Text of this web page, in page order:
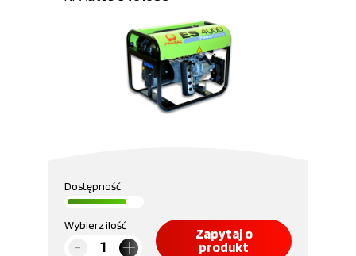
Dostępność
Wybierz ilość
Zapytaj o
produkt